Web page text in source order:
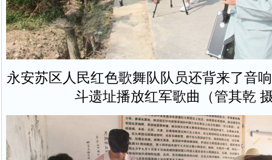
永安苏区人民红色歌舞队队员还背来了音
斗遗址播放红军歌曲（管其乾